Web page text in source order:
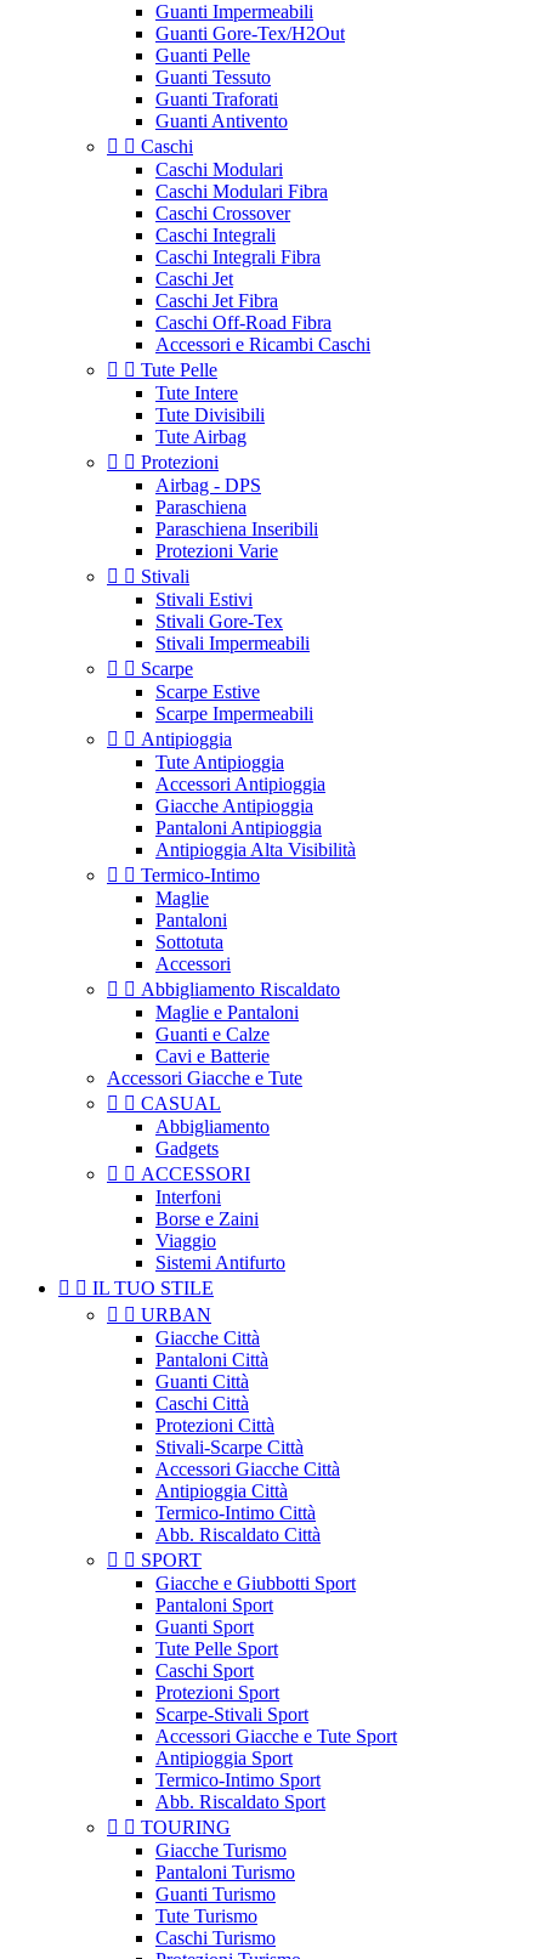
Guanti Impermeabili
Guanti Gore-Tex/H2Out
Guanti Pelle
Guanti Tessuto
Guanti Traforati
Guanti Antivento
  Caschi
Caschi Modulari
Caschi Modulari Fibra
Caschi Crossover
Caschi Integrali
Caschi Integrali Fibra
Caschi Jet
Caschi Jet Fibra
Caschi Off-Road Fibra
Accessori e Ricambi Caschi
  Tute Pelle
Tute Intere
Tute Divisibili
Tute Airbag
  Protezioni
Airbag - DPS
Paraschiena
Paraschiena Inseribili
Protezioni Varie
  Stivali
Stivali Estivi
Stivali Gore-Tex
Stivali Impermeabili
  Scarpe
Scarpe Estive
Scarpe Impermeabili
  Antipioggia
Tute Antipioggia
Accessori Antipioggia
Giacche Antipioggia
Pantaloni Antipioggia
Antipioggia Alta Visibilità
  Termico-Intimo
Maglie
Pantaloni
Sottotuta
Accessori
  Abbigliamento Riscaldato
Maglie e Pantaloni
Guanti e Calze
Cavi e Batterie
Accessori Giacche e Tute
  CASUAL
Abbigliamento
Gadgets
  ACCESSORI
Interfoni
Borse e Zaini
Viaggio
Sistemi Antifurto
  IL TUO STILE
  URBAN
Giacche Città
Pantaloni Città
Guanti Città
Caschi Città
Protezioni Città
Stivali-Scarpe Città
Accessori Giacche Città
Antipioggia Città
Termico-Intimo Città
Abb. Riscaldato Città
  SPORT
Giacche e Giubbotti Sport
Pantaloni Sport
Guanti Sport
Tute Pelle Sport
Caschi Sport
Protezioni Sport
Scarpe-Stivali Sport
Accessori Giacche e Tute Sport
Antipioggia Sport
Termico-Intimo Sport
Abb. Riscaldato Sport
  TOURING
Giacche Turismo
Pantaloni Turismo
Guanti Turismo
Tute Turismo
Caschi Turismo